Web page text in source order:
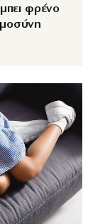
φρένο